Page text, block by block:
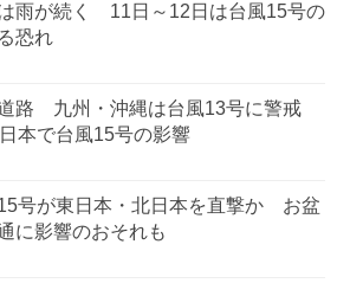
雨が続く 11日～12日は台風15号の
恐れ
路 九州・沖縄は台風13号に警戒
本で台風15号の影響
号が東日本・北日本を直撃か お盆
に影響のおそれも